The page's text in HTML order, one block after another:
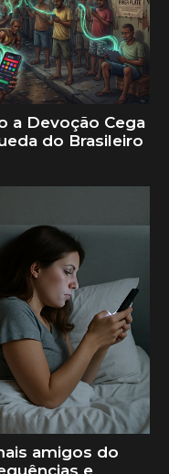
a Devoção Cega
do Brasileiro
amigos do